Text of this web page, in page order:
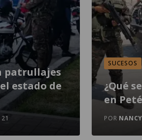
patrullajes
estado de
SUCESOS
¿Qué
en
POR